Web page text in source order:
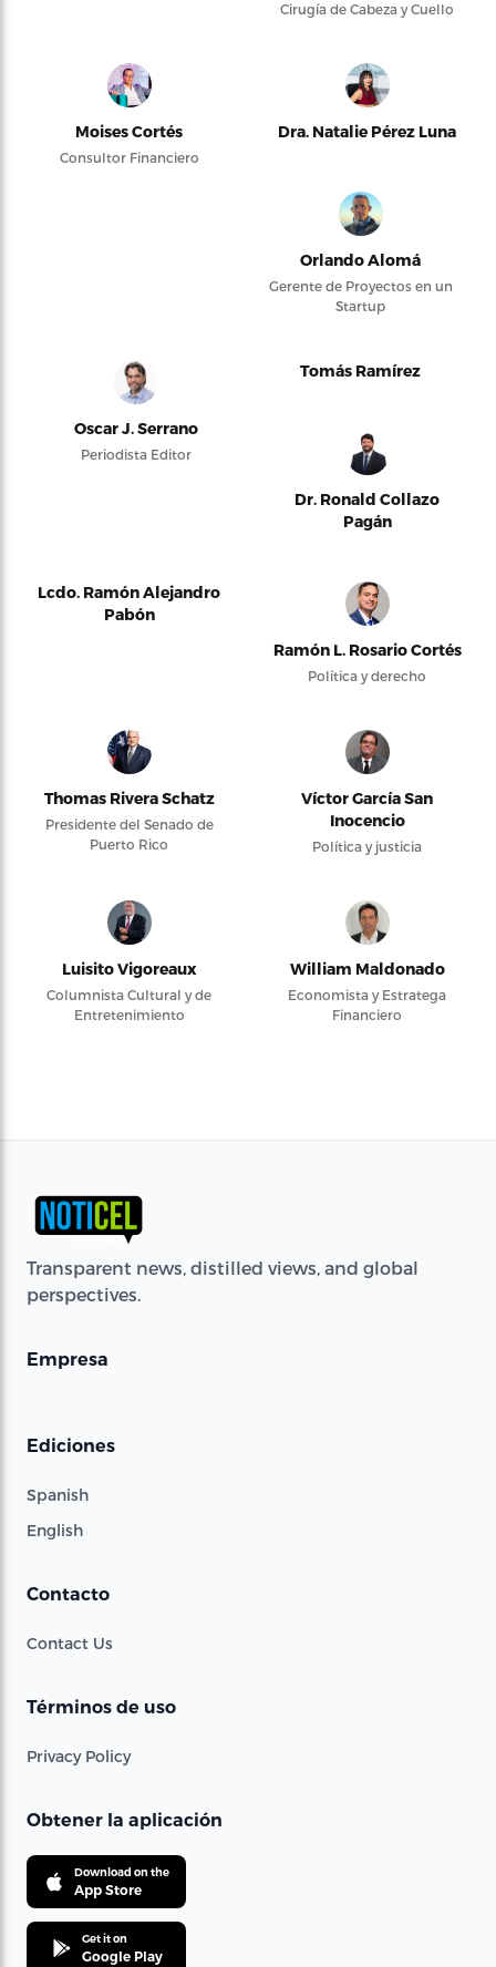
Cirugía de Cabeza y Cuello
Moises Cortés
Consultor Financiero
Dra. Natalie Pérez Luna
Orlando Alomá
Gerente de Proyectos en un
Startup
Oscar J. Serrano
Periodista Editor
Tomás Ramírez
Dr. Ronald Collazo
Pagán
Lcdo. Ramón Alejandro
Pabón
Ramón L. Rosario Cortés
Política y derecho
Thomas Rivera Schatz
Presidente del Senado de
Puerto Rico
Víctor García San
Inocencio
Política y justicia
Luisito Vigoreaux
Columnista Cultural y de
Entretenimiento
William Maldonado
Economista y Estratega
Financiero
Transparent news, distilled views, and global
perspectives.
Empresa
Ediciones
Spanish
English
Contacto
Contact Us
Términos de uso
Privacy Policy
Obtener la aplicación
Download on the
App Store
Get it on
Google Play